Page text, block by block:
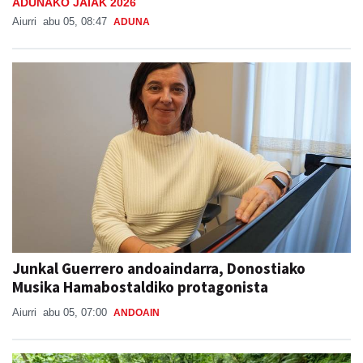
Aiurri abu 05, 08:47 ADUNA
Junkal Guerrero andoaindarra, Donostiako
Musika Hamabostaldiko protagonista
Aiurri abu 05, 07:00 ANDOAIN